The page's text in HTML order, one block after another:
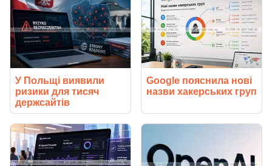
У Польщі виявили
ризики для тисяч
держсайтів
Google пояснила нові
назви хакерських груп